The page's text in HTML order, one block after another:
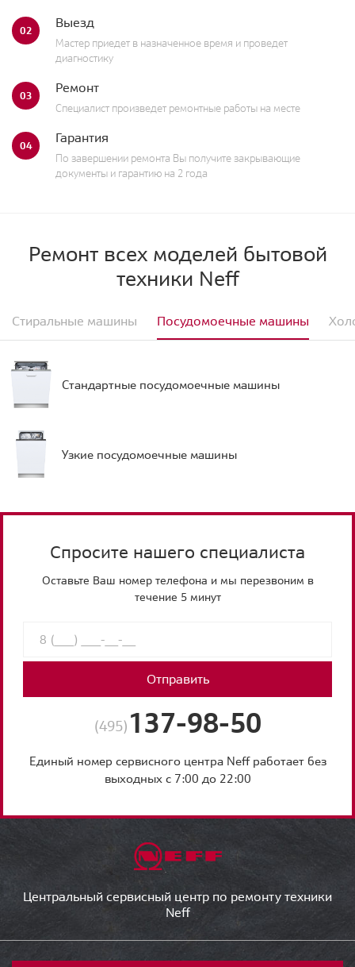
02 Выезд
Мастер приедет в назначенное время и проведет
диагностику
03 Ремонт
Специалист произведет ремонтные работы на месте
04 Гарантия
По завершении ремонта Вы получите закрывающие
документы и гарантию на 2 года
Ремонт всех моделей бытовой
техники Neff
Стиральные машины Посудомоечные машины
Стандартные посудомоечные машины
Узкие посудомоечные машины
Спросите нашего специалиста
Оставьте Ваш номер телефона и мы перезвоним в
течение 5 минут
Отправить
(495) 137-98-50
Единый номер сервисного центра Neff работает без
выходных с 7:00 до 22:00
Центральный сервисный центр по ремонту техники
Neff